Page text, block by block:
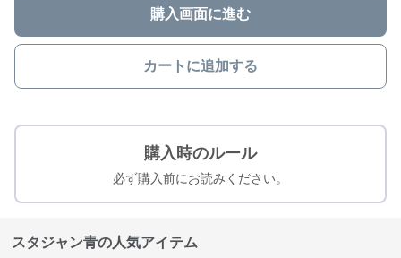
購入画面に進む
カートに追加する
購入時のルール
必ず購入前にお読みください。
スタジャン青の人気アイテム